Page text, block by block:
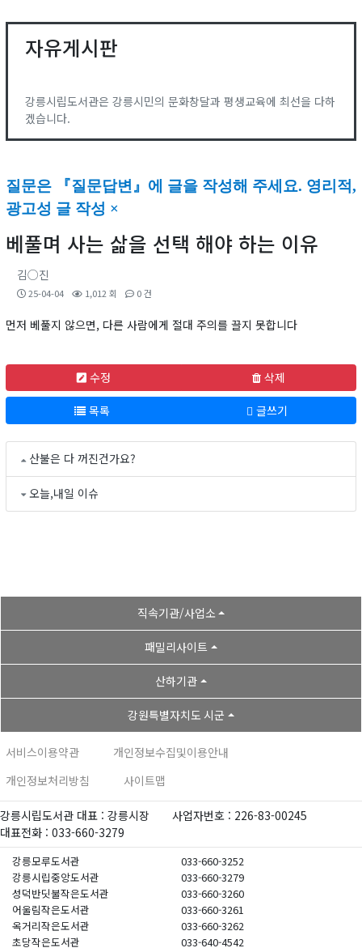
자유게시판
강릉시립도서관은 강릉시민의 문화창달과 평생교육에 최선을 다하
겠습니다.
질문은 『질문답변』 에 글을 작성해 주세요. 영리적,
광고성 글 작성 ×
베풀며 사는 삶을 선택 해야 하는 이유
김○진
25-04-04 1,012 회 0 건
먼저 베풀지 않으면, 다른 사람에게 절대 주의를 끌지 못합니다
수정 삭제
목록 글쓰기
산불은 다 꺼진건가요?
오늘,내일 이슈
직속기관/사업소
패밀리사이트
산하기관
강원특별자치도 시군
서비스이용약관
개인정보수집및이용안내
개인정보처리방침
사이트맵
강릉시립도서관 대표 : 강릉시장
사업자번호 : 226-83-00245
대표전화 : 033-660-3279
강릉모루도서관
033-660-3252
강릉시립중앙도서관
033-660-3279
성덕반딧불작은도서관
033-660-3260
어울림작은도서관
033-660-3261
옥거리작은도서관
033-660-3262
초당작은도서관
033-640-4542